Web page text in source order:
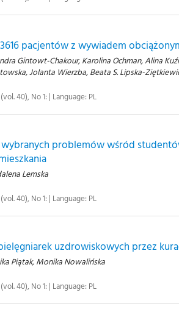
pacjentów z wywiadem
Gintowt-Chakour, Karolina Ochman, Alina
Jolanta Wierzba, Beata S. Lipska-
40), No 1: | Language: PL
problemów wśród
Lemska
40), No 1: | Language: PL
uzdrowiskowych przez
Piątak, Monika Nowalińska
40), No 1: | Language: PL